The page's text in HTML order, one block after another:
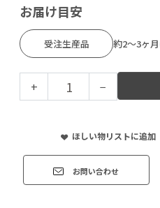
お届け目安
受注生産品 約2～3ヶ
+ −
ほしい物リストに追加
お問い合わせ